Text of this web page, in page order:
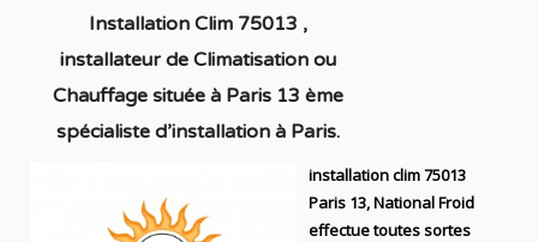
Installation Clim 75013 ,
installateur de Climatisation ou
Chauffage située à Paris 13 ème
spécialiste d’installation à Paris.
installation clim 75013
Paris 13, National Froid
effectue toutes sortes